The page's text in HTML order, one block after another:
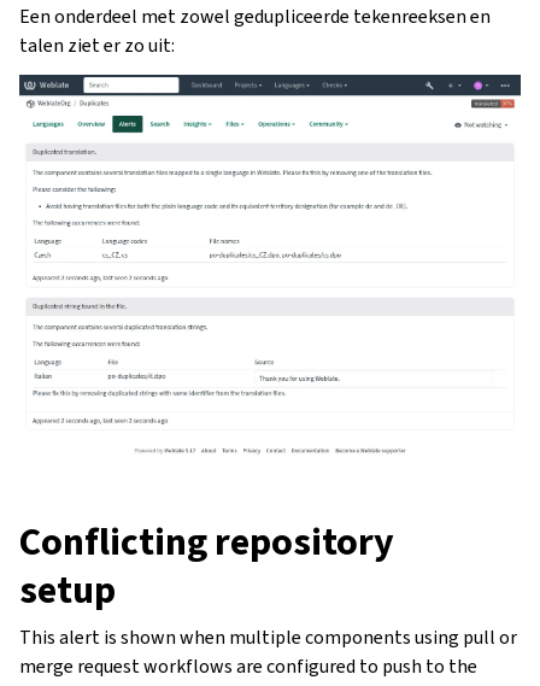
Een onderdeel met zowel gedupliceerde tekenreeksen en
talen ziet er zo uit:
Conflicting repository
setup
This alert is shown when multiple components using pull or
merge request workflows are configured to push to the